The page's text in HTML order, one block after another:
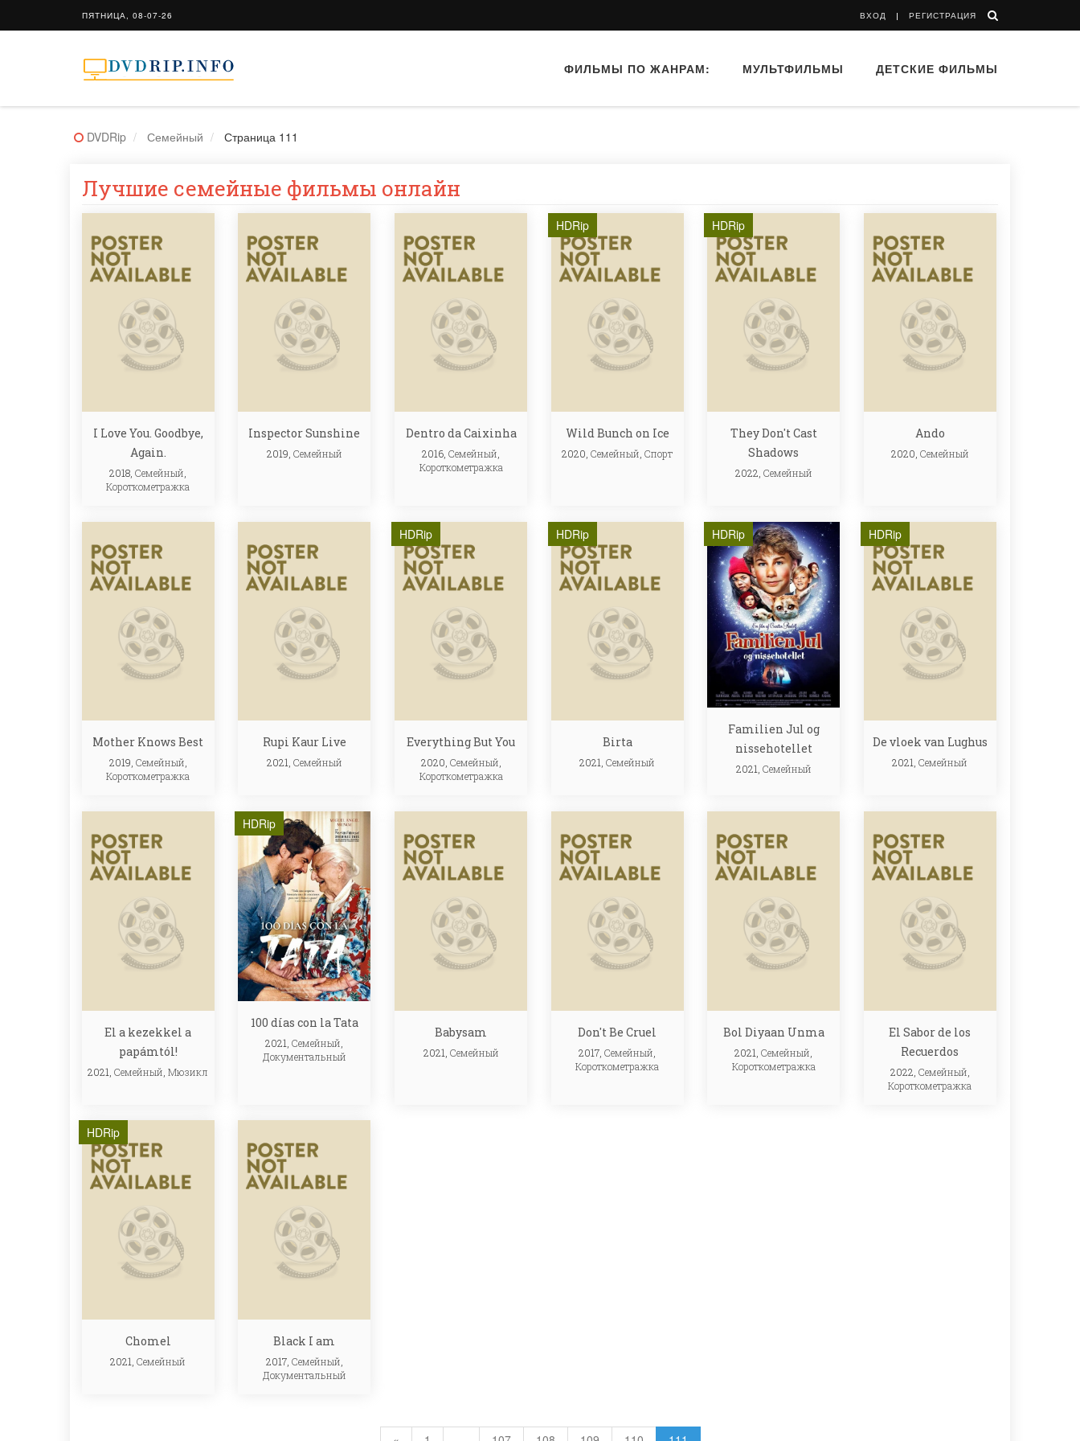
ПЯТНИЦА, 08-07-26 ВХОД РЕГИСТРАЦИЯ
ФИЛЬМЫ ПО ЖАНРАМ: МУЛЬТФИЛЬМЫ ДЕТСКИЕ ФИЛЬМЫ
DVDRip Семейный Страница 111
Лучшие семейные фильмы онлайн
I Love You. Goodbye,
Again.
2018,Семейный,
Короткометражка
Inspector Sunshine
2019, Семейный
Dentro da Caixinha
2016,Семейный,
Короткометражка
HDRip
Wild Bunch on Ice
2020,Семейный,Спорт
HDRip
They Don't Cast
Shadows
2022, Семейный
Ando
2020, Семейный
Mother Knows Best
2019, Семейный,
Короткометражка
Rupi Kaur Live
2021, Семейный
HDRip
Everything But You
2020, Семейный,
Короткометражка
HDRip
Birta
2021,Семейный
HDRip
Familien Jul og
nissehotellet
2021, Семейный
HDRip
De vloek van Lughus
2021,Семейный
El a kezekkel a
papámtól!
2021,Семейный ,Мюзикл
HDRip
100 días con la Tata
2021,Семейный
Документальный
Babysam
2021, Семейный
Don't Be Cruel
2017,Семейный
Короткометражка
Bol Diyaan Unma
2021,Семейный
Короткометражка
El Sabor de los
Recuerdos
2022, Семейный
Короткометражка
HDRip
Chomel
2021,Семейный
Black I am
2017, Семейный
Документальный